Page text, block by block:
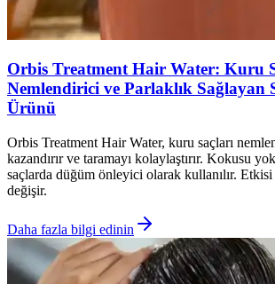
Orbis Treatment Hair Water: Kuru
Nemlendirici ve Parlaklık Sağlayan
Ürünü
Orbis Treatment Hair Water, kuru saçları
kazandırır ve taramayı kolaylaştırır. Kokusu
saçlarda düğüm önleyici olarak kullanılır.
değişir.
Daha fazla bilgi edinin